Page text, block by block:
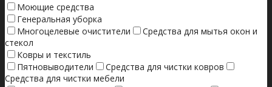
Моющие средства
Генеральная уборка
Многоцелевые очистители
Средства для мытья окон и
стекол
Ковры и текстиль
Пятновыводители
Средства для чистки ковров
Средства для чистки мебели